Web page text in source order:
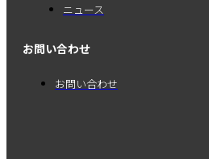
ニュース
お問い合わせ
お問い合わせ